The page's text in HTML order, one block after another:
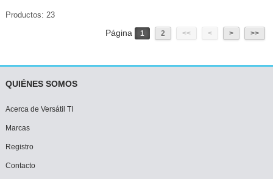
Productos: 23
Página 1 2 << < > >>
QUIÉNES SOMOS
Acerca de Versátil TI
Marcas
Registro
Contacto